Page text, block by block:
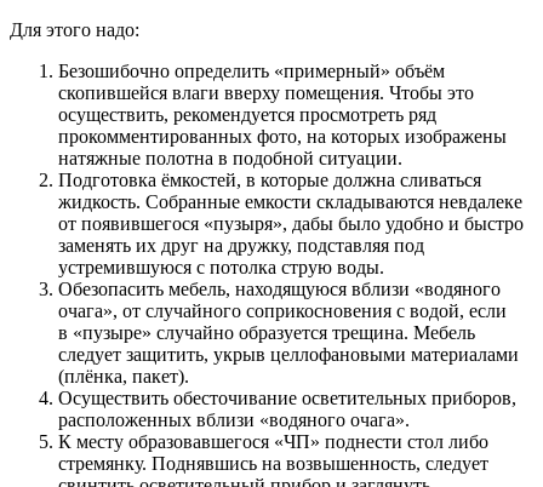
Для этого надо:
Безошибочно определить «примерный» объём
скопившейся влаги вверху помещения. Чтобы это
осуществить, рекомендуется просмотреть ряд
прокомментированных фото, на которых изображены
натяжные полотна в подобной ситуации.
Подготовка ёмкостей, в которые должна сливаться
жидкость. Собранные емкости складываются невдалеке
от появившегося «пузыря», дабы было удобно и быстро
заменять их друг на дружку, подставляя под
устремившуюся с потолка струю воды.
Обезопасить мебель, находящуюся вблизи «водяного
очага», от случайного соприкосновения с водой, если
в «пузыре» случайно образуется трещина. Мебель
следует защитить, укрыв целлофановыми материалами
(плёнка, пакет).
Осуществить обесточивание осветительных приборов,
расположенных вблизи «водяного очага».
К месту образовавшегося «ЧП» поднести стол либо
стремянку. Поднявшись на возвышенность, следует